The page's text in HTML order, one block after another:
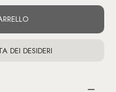
DEI DESIDERI